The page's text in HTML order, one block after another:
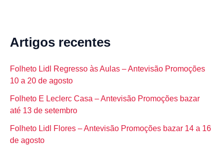
Artigos recentes
Folheto Lidl Regresso às Aulas – Antevisão Promoções
10 a 20 de agosto
Folheto E Leclerc Casa – Antevisão Promoções bazar
até 13 de setembro
Folheto Lidl Flores – Antevisão Promoções bazar 14 a 16
de agosto